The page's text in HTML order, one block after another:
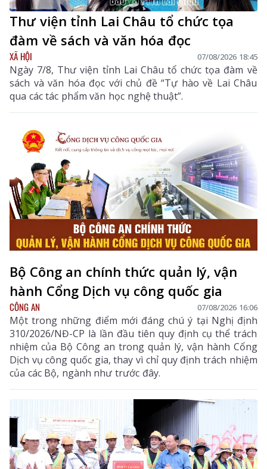
Thư viện tỉnh Lai Châu tổ chức tọa
đàm về sách và văn hóa đọc
XÃ HỘI 07/08/2026 18:45
Ngày 7/8, Thư viện tỉnh Lai Châu tổ chức tọa đàm về
sách và văn hóa đọc với chủ đề “Tự hào về Lai Châu
qua các tác phẩm văn học nghệ thuật”.
Bộ Công an chính thức quản lý, vận
hành Cổng Dịch vụ công quốc gia
CÔNG AN 07/08/2026 16:06
Một trong những điểm mới đáng chú ý tại Nghị định
310/2026/NĐ-CP là lần đầu tiên quy định cụ thể trách
nhiệm của Bộ Công an trong quản lý, vận hành Cổng
Dịch vụ công quốc gia, thay vì chỉ quy định trách nhiệm
của các Bộ, ngành như trước đây.